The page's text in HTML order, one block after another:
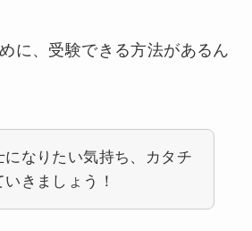
に、受験できる方法があるん
になりたい気持ち、カタチ
いきましょう！